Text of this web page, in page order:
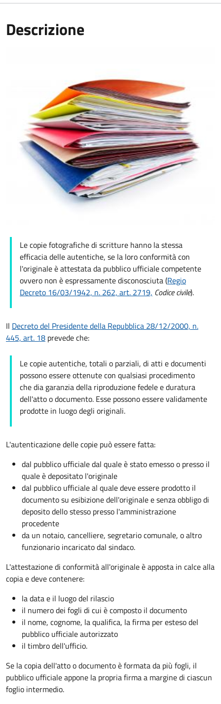
Descrizione
Le copie fotografiche di scritture hanno la stessa
efficacia delle autentiche, se la loro conformità con
l'originale è attestata da pubblico ufficiale competente
ovvero non è espressamente disconosciuta (Regio
Decreto 16/03/1942, n. 262, art. 2719, Codice civile).
Il Decreto del Presidente della Repubblica 28/12/2000, n.
445, art. 18 prevede che:
Le copie autentiche, totali o parziali, di atti e documenti
possono essere ottenute con qualsiasi procedimento
che dia garanzia della riproduzione fedele e duratura
dell'atto o documento. Esse possono essere validamente
prodotte in luogo degli originali.
L'autenticazione delle copie può essere fatta:
dal pubblico ufficiale dal quale è stato emesso o presso il
quale è depositato l'originale
dal pubblico ufficiale al quale deve essere prodotto il
documento su esibizione dell'originale e senza obbligo di
deposito dello stesso presso l'amministrazione
procedente
da un notaio, cancelliere, segretario comunale, o altro
funzionario incaricato dal sindaco.
L'attestazione di conformità all'originale è apposta in calce alla
copia e deve contenere:
la data e il luogo del rilascio
il numero dei fogli di cui è composto il documento
il nome, cognome, la qualifica, la firma per esteso del
pubblico ufficiale autorizzato
il timbro dell'ufficio.
Se la copia dell'atto o documento è formata da più fogli, il
pubblico ufficiale appone la propria firma a margine di ciascun
foglio intermedio.